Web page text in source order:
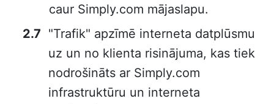
caur Simply.com mājaslapu.
"Trafik" apzīmē interneta datplūsmu
uz un no klienta risinājuma, kas tiek
nodrošināts ar Simply.com
infrastruktūru un interneta